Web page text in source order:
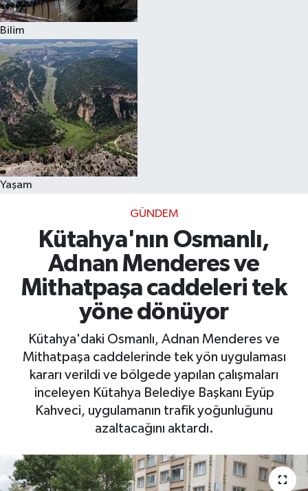
Bilim
Yaşam
GÜNDEM
Kütahya'nın Osmanlı,
Adnan Menderes ve
Mithatpaşa caddeleri tek
yöne dönüyor
Kütahya'daki Osmanlı, Adnan Menderes ve
Mithatpaşa caddelerinde tek yön uygulaması
kararı verildi ve bölgede yapılan çalışmaları
inceleyen Kütahya Belediye Başkanı Eyüp
Kahveci, uygulamanın trafik yoğunluğunu
azaltacağını aktardı.